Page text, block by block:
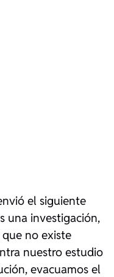
el siguiente
una investigación,
no existe
nuestro estudio
evacuamos el